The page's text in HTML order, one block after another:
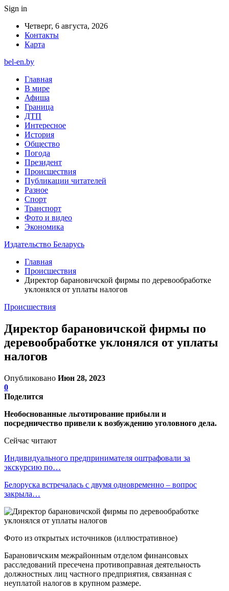
Sign in
Четверг, 6 августа, 2026
Контакты
Карта
bel-en.by
Главная
В мире
Афиша
Граница
ДТП
Интересное
История
Общество
Погода
Президент
Происшествия
Публикации читателей
Разное
Спорт
Транспорт
Фото и видео
Экономика
Издательство Беларусь
Главная
Происшествия
Директор барановичской фирмы по деревообработке
уклонялся от уплаты налогов
Происшествия
Директор барановичской фирмы по
деревообработке уклонялся от уплаты
налогов
Опубликовано Июн 28, 2023
0
Поделится
Необоснованные льготирование прибыли и
посредничество привели к возбуждению уголовного дела.
Сейчас читают
Индивидуального предпринимателя оштрафовали за
экскурсию по…
Белоруска встречалась с двумя одновременно – вопрос
закрыла…
Фото из открытых источников (иллюстративное)
Барановичским межрайонным отделом финансовых
расследований пресечена противоправная деятельность
должностных лиц частного предприятия, связанная с
неуплатой налогов в крупном размере.